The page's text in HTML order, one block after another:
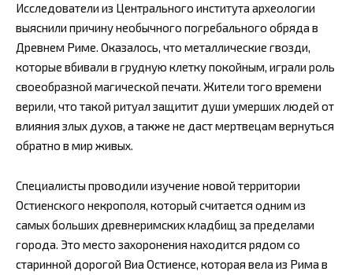
Исследователи из Центрального института археологии
выяснили причину необычного погребального обряда в
Древнем Риме. Оказалось, что металлические гвозди,
которые вбивали в грудную клетку покойным, играли роль
своеобразной магической печати. Жители того времени
верили, что такой ритуал защитит души умерших людей от
влияния злых духов, а также не даст мертвецам вернуться
обратно в мир живых.
Специалисты проводили изучение новой территории
Остиенского некрополя, который считается одним из
самых больших древнеримских кладбищ за пределами
города. Это место захоронения находится рядом со
старинной дорогой Виа Остиенсе, которая вела из Рима в